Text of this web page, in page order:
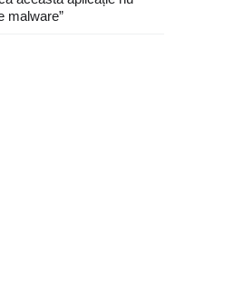
malware”